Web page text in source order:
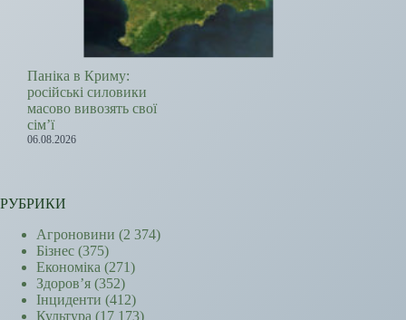
Паніка в Криму:
російські силовики
масово вивозять свої
сім’ї
06.08.2026
РУБРИКИ
Агроновини (2 374)
Бізнес (375)
Економіка (271)
Здоров’я (352)
Інциденти (412)
Культура (17 173)